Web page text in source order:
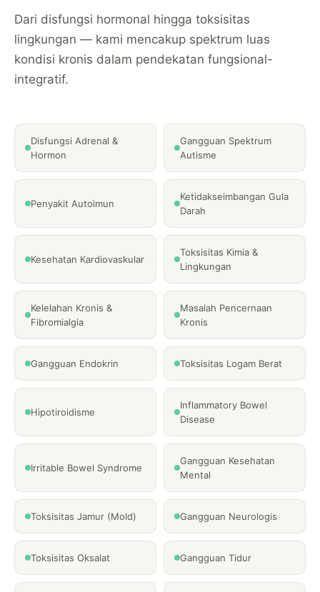
Dari disfungsi hormonal hingga toksisitas
lingkungan — kami mencakup spektrum luas
kondisi kronis dalam pendekatan fungsional-
integratif.
Disfungsi Adrenal &
Hormon
Gangguan Spektrum
Autisme
Penyakit Autoimun
Ketidakseimbangan Gula
Darah
Kesehatan Kardiovaskular
Toksisitas Kimia &
Lingkungan
Kelelahan Kronis &
Fibromialgia
Masalah Pencernaan
Kronis
Gangguan Endokrin Toksisitas Logam Berat
Hipotiroidisme
Inflammatory Bowel
Disease
Irritable Bowel Syndrome
Gangguan Kesehatan
Mental
Toksisitas Jamur (Mold) Gangguan Neurologis
Toksisitas Oksalat Gangguan Tidur